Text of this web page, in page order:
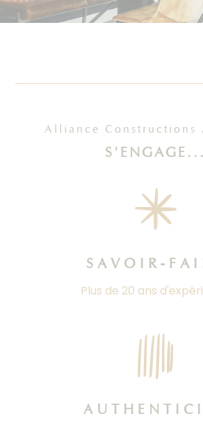
Alliance Constructions
S'ENGAGE...
SAVOIR-
Plus de 20 ans